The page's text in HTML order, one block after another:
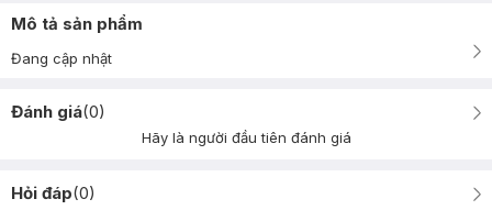
Mô tả sản phẩm
Đang cập nhật
Đánh giá(0)
Hãy là người đầu tiên đánh giá
Hỏi đáp(0)